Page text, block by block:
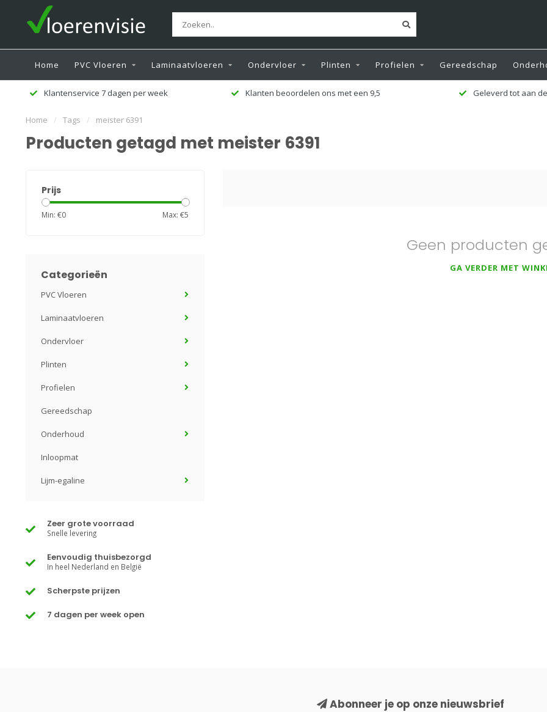
Home PVC Vloeren Laminaatvloeren Ondervloer Plinten Profielen Gereedschap
Klantenservice 7 dagen per week Klanten beoordelen ons met een 9,5 Geleverd tot aan
Home / Tags / meister 6391
Producten getagd met meister 6391
Prijs
Min: €0 Max: €5
Categorieën
PVC Vloeren
Laminaatvloeren
Ondervloer
Plinten
Profielen
Gereedschap
Onderhoud
Inloopmat
Lijm-egaline
Zeer grote voorraad
Snelle levering
Eenvoudig thuisbezorgd
In heel Nederland en België
Scherpste prijzen
7 dagen per week open
Geen producten
GA VERDER MET
Abonneer je op onze nieuwsbrief